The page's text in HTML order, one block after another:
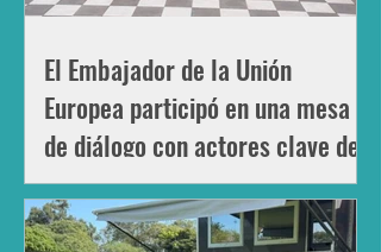
El Embajador de la Unión
Europea participó en una mesa
de diálogo con actores clave del
proyecto Ojos del Cielo